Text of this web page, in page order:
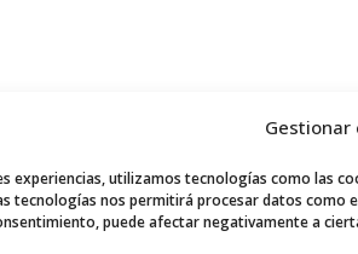
experiencias, utilizamos tecnologías como las
tecnologías nos permitirá procesar datos como
puede afectar negativamente a